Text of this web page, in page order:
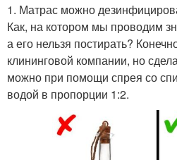
1. Матрас можно
Как, на котором мы проводим
а его нельзя постирать?
клининговой компании, но
можно при помощи спрея со
водой в пропорции 1:2.